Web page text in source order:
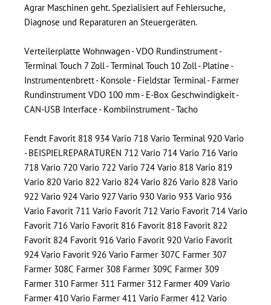
Agrar Maschinen geht. Spezialisiert auf Fehlersuche,
Diagnose und Reparaturen an Steuergeräten.
Verteilerplatte Wohnwagen - VDO Rundinstrument -
Terminal Touch 7 Zoll - Terminal Touch 10 Zoll - Platine -
Instrumentenbrett - Konsole - Fieldstar Terminal - Farmer
Rundinstrument VDO 100 mm - E-Box Geschwindigkeit -
CAN-USB Interface - Kombiinstrument - Tacho
Fendt Favorit 818 934 Vario 718 Vario Terminal 920 Vario
- BEISPIELREPARATUREN 712 Vario 714 Vario 716 Vario
718 Vario 720 Vario 722 Vario 724 Vario 818 Vario 819
Vario 820 Vario 822 Vario 824 Vario 826 Vario 828 Vario
922 Vario 924 Vario 927 Vario 930 Vario 933 Vario 936
Vario Favorit 711 Vario Favorit 712 Vario Favorit 714 Vario
Favorit 716 Vario Favorit 816 Favorit 818 Favorit 822
Favorit 824 Favorit 916 Vario Favorit 920 Vario Favorit
924 Vario Favorit 926 Vario Farmer 307C Farmer 307
Farmer 308C Farmer 308 Farmer 309C Farmer 309
Farmer 310 Farmer 311 Farmer 312 Farmer 409 Vario
Farmer 410 Vario Farmer 411 Vario Farmer 412 Vario